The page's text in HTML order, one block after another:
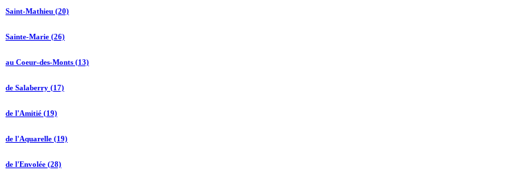
Saint-Mathieu (20)
Sainte-Marie (26)
au Coeur-des-Monts (13)
de Salaberry (17)
de l'Amitié (19)
de l'Aquarelle (19)
de l'Envolée (28)